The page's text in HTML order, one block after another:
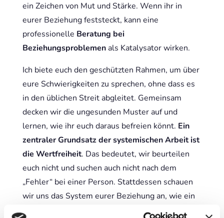
ein Zeichen von Mut und Stärke. Wenn ihr in
eurer Beziehung feststeckt, kann eine
professionelle Beratung bei
Beziehungsproblemenals Katalysator wirken.
Ich biete euch den geschützten Rahmen, um über
eure Schwierigkeiten zu sprechen, ohne dass es
in den üblichen Streit abgleitet. Gemeinsam
decken wir die ungesunden Muster auf und
lernen, wie ihr euch daraus befreien könnt. Ein
zentraler Grundsatz der systemischen Arbeit ist
die Wertfreiheit. Das bedeutet, wir beurteilen
euch nicht und suchen auch nicht nach dem
„Fehler“ bei einer Person. Stattdessen schauen
wir uns das System eurer Beziehung an, wie ein
Team, das in einer Sackgasse steckt. Jeder hat